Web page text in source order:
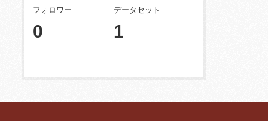
フォロワー
0
データセット
1